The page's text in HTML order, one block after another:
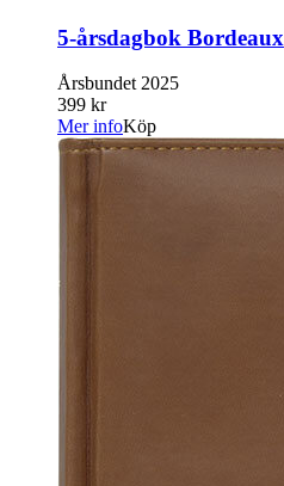
5-årsdagbok Bordeaux
Årsbundet 2025
399 kr
Mer infoKöp